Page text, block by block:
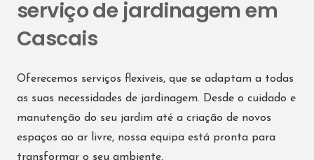
serviço de jardinagem em
Cascais
Oferecemos serviços flexíveis, que se adaptam a todas
as suas necessidades de jardinagem. Desde o cuidado e
manutenção do seu jardim até a criação de novos
espaços ao ar livre, nossa equipa está pronta para
transformar o seu ambiente.